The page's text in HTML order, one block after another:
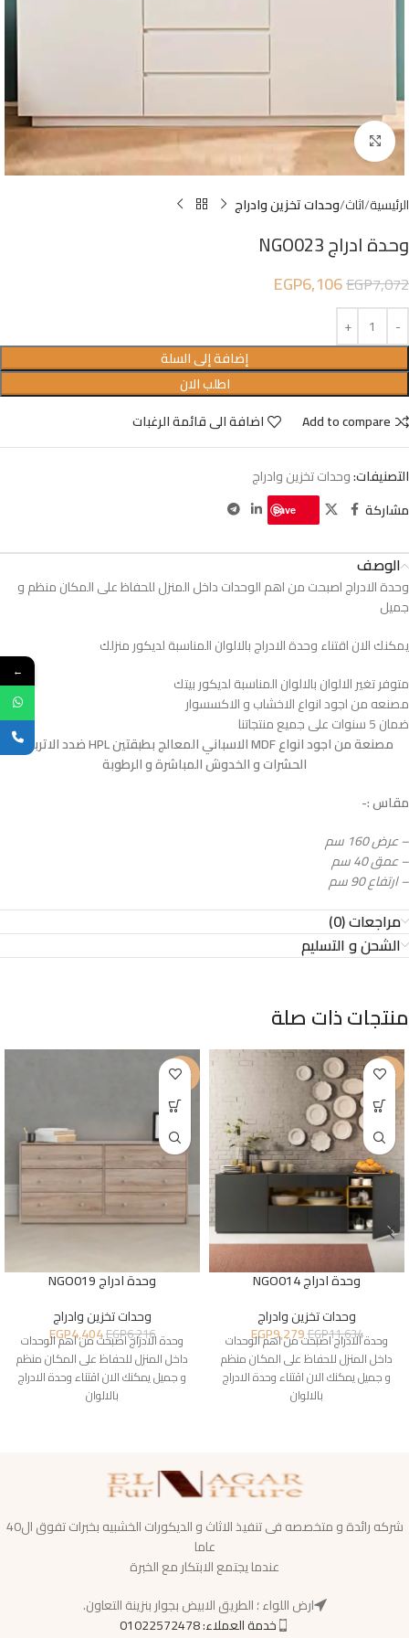
Click to enlarge
الرئيسية اثاث وحدات تخزين وادراج
وحدة ادراج NGO023
EGP7,072
EGP6,106
إضافة إلى السلة
اطلب الان
Add to compare
اضافة الى قائمة الرغبات
التصنيفات:وحدات تخزين وادراج
مشاركة
Save
الوصف
وحدة الادراج اصبحت من اهم الوحدات داخل المنزل للحفاظ على المكان منظم و
جميل
يمكنك الان اقتناء وحدة الادراج بالالوان المناسبة لديكور منزلك
متوفر تغير الالوان بالالوان المناسبة لديكور بيتك
مصنعه من اجود انواع الاخشاب و الاكسسوار
ضمان 5 سنوات على جميع منتجاتنا
مصنعة من اجود انواع MDF الاسباني المعالج بطبقتين HPL ضدد الاتربة و
الحشرات و الخدوش المباشرة و الرطوبة
مقاس :-
– عرض 160 سم
– عمق 40 سم
– ارتفاع 90 سم
مراجعات (0)
الشحن و التسليم
منتجات ذات صلة
-20%
وحدة ادراج NGO014
وحدات تخزين وادراج
EGP11,634
EGP9,279
وحدة الادراج اصبحت من اهم الوحدات
داخل المنزل للحفاظ على المكان منظم
و جميل يمكنك الان اقتناء وحدة الادراج
بالالوان
-29%
وحدة ادراج NGO019
وحدات تخزين وادراج
EGP6,216
EGP4,404
وحدة الادراج اصبحت من اهم الوحدات
داخل المنزل للحفاظ على المكان منظم
و جميل يمكنك الان اقتناء وحدة الادراج
بالالوان
شركه رائدة و متخصصه فى تنفيذ الاثاث و الديكورات الخشبيه بخبرات تفوق ال40
عاما
عندما يجتمع الابتكار مع الخبرة
ارض اللواء ؛ الطريق الابيض بجوار بنزينة التعاون.
خدمة العملاء: 01022572478
←